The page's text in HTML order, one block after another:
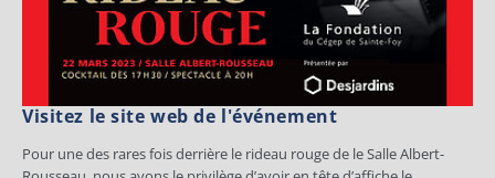
Visitez le site web de l'événement
Pour une des rares fois derrière le rideau rouge de le Salle Albert-